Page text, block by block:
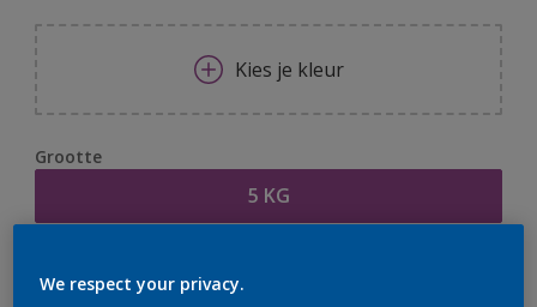
Kies je kleur
Grootte
5 KG
We respect your privacy.